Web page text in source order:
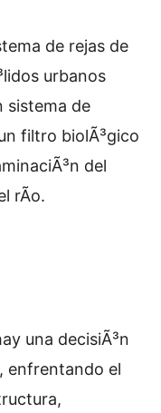
de rejas de
urbanos
sistema de
filtro biolÃ³gico
del
rÃ­o.
una decisiÃ³n
enfrentando el